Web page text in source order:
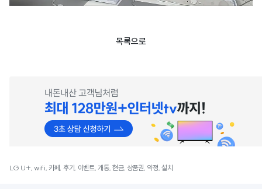
목록으로
LG U+, wifi, 카페, 후기, 이벤트, 개통, 현금, 상품권, 약정, 설치